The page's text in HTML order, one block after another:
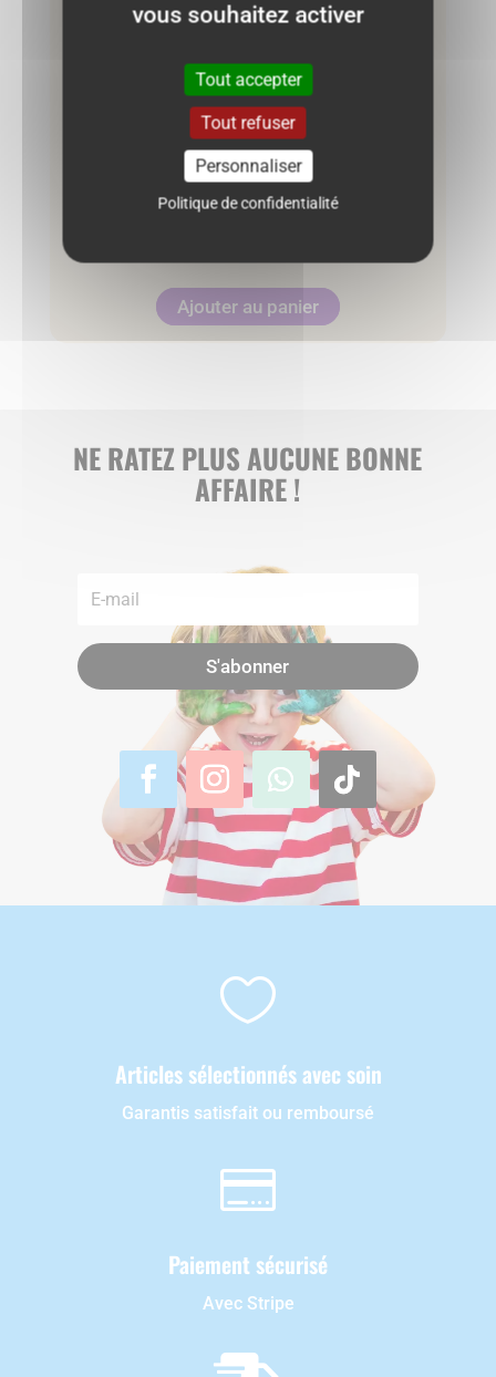
Robe OBAÏBI 12 mois – grise à pois
Ajouter au panier
NE RATEZ PLUS AUCUNE BONNE
AFFAIRE !
S'abonner

Articles sélectionnés avec soin
Garantis satisfait ou remboursé

Paiement sécurisé
Avec Stripe
vous souhaitez activer
Tout accepter
Tout refuser
Personnaliser
Politique de confidentialité